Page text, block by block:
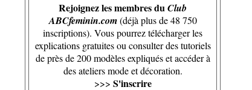
Rejoignez les membres duClub
ABCfeminin.com(déjà plus de 48 750
inscriptions). Vous pourrez télécharger les
explications gratuites ou consulter des tutoriels
de près de 200 modèles expliqués et accéder à
des ateliers mode et décoration.
>>> S'inscrire